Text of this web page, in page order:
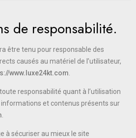
de responsabilité.
être tenu pour responsable des
causés au matériel de l’utilisateur,
www.luxe24kt.com
responsabilité quant à l’utilisation
et contenus présents sur
à sécuriser au mieux le site